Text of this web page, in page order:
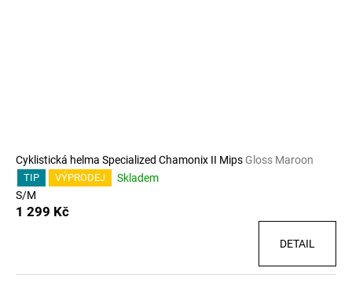
Cyklistická helma Specialized Chamonix II Mips Gloss Maroon
TIP VÝPRODEJ
Skladem
S/M
1 299 Kč
DETAIL